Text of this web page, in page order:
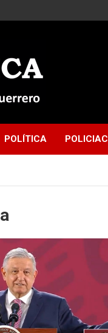
POLÍTICA